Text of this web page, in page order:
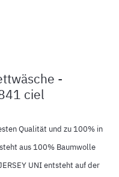
-
ciel
Qualität und zu 100% in
aus 100% Baumwolle
UNI entsteht auf der